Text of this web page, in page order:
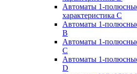
Автоматы 1-
характеристика С
Автоматы 1-
B
Автоматы 1-
C
Автоматы 1-
D